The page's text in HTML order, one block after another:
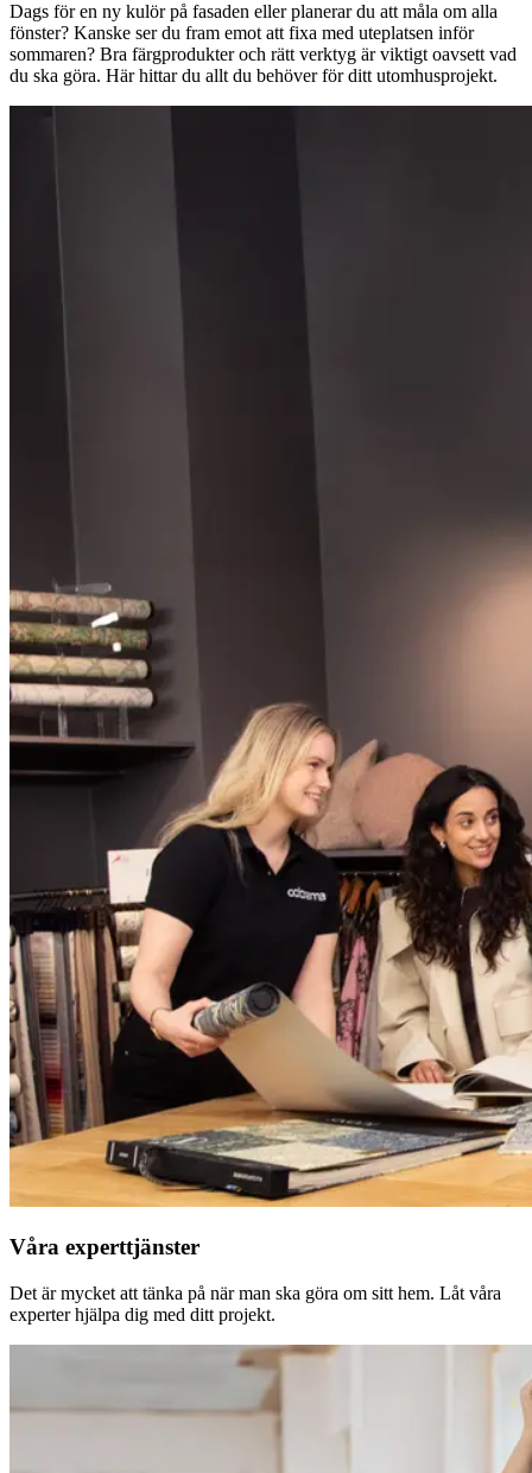
Dags för en ny kulör på fasaden eller planerar du att måla om alla
fönster? Kanske ser du fram emot att fixa med uteplatsen inför
sommaren? Bra färgprodukter och rätt verktyg är viktigt oavsett vad
du ska göra. Här hittar du allt du behöver för ditt utomhusprojekt.
Våra experttjänster
Det är mycket att tänka på när man ska göra om sitt hem. Låt våra
experter hjälpa dig med ditt projekt.